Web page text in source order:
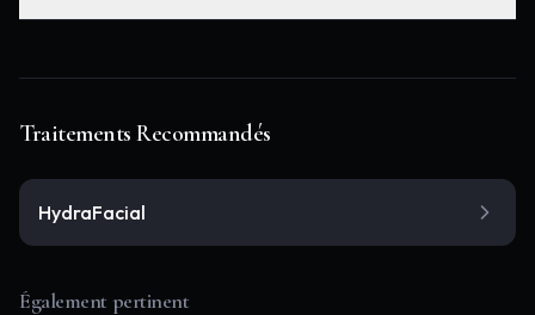
Traitements Recommandés
HydraFacial
Également pertinent